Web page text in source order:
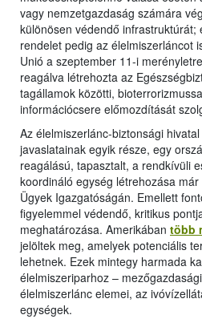
vagy nemzetgazdaság számára
különösen védendő infrastruktúrát;
rendelet pedig az élelmiszerláncot
Unió a szeptember 11-i
reagálva létrehozta az
tagállamok közötti,
információcsere előmozdítását
Az élelmiszerlánc-biztonsági
javaslatainak egyik része, egy
reagálású, tapasztalt, a rendkívüli
koordináló egység létrehozása
Ügyek Igazgatóságán. Emellett
figyelemmel védendő, kritikus
meghatározása. Amerikában több
jelöltek meg, amelyek potenciális
lehetnek. Ezek mintegy harmada
élelmiszeriparhoz –
élelmiszerlánc elemei, az
egységek.